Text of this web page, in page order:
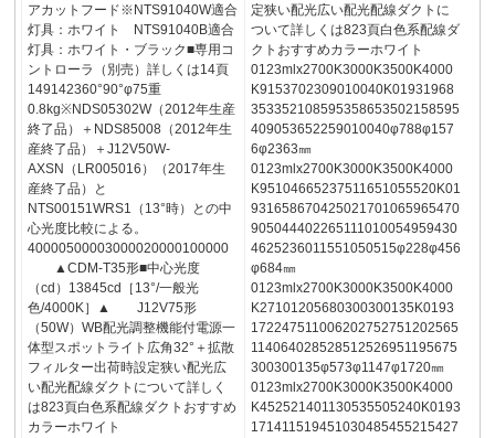
アカットフード※NTS91040W適合
灯具：ホワイト NTS91040B適合
灯具：ホワイト・ブラック■専用コ
ントローラ（別売）詳しくは14頁
149142360°90°φ75重
0.8kg※NDS05302W（2012年生産
終了品）＋NDS85008（2012年生
産終了品）＋J12V50W-
AXSN（LR005016）（2017年生
産終了品）と
NTS00151WRS1（13°時）との中
心光度比較による。
40000500003000020000100000
▲CDM-T35形■中心光度
（cd）13845cd［13°/一般光
色/4000K］▲ J12V75形
（50W）WB配光調整機能付電源一
体型スポットライト広角32°＋拡散
フィルター出荷時設定狭い配光広
い配光配線ダクトについて詳しく
は823頁白色系配線ダクトおすすめ
カラーホワイト
定狭い配光広い配光配線ダクトに
ついて詳しくは823頁白色系配線ダ
クトおすすめカラーホワイト
0123mlx2700K3000K3500K4000
K9153702309010040K01931968
353352108595358653502158595
409053652259010040φ788φ157
6φ2363㎜
0123mlx2700K3000K3500K4000
K95104665237511651055520K01
931658670425021701065965470
905044402265111010054959430
4625236011551050515φ228φ456
φ684㎜
0123mlx2700K3000K3500K4000
K27101205680300300135K0193
172247511006202752751202565
114064028528512526951195675
300300135φ573φ1147φ1720㎜
0123mlx2700K3000K3500K4000
K452521401130535505240K0193
171411519451030485455215427